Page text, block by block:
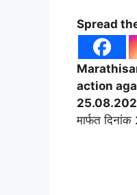
Spread
action
मार्फत